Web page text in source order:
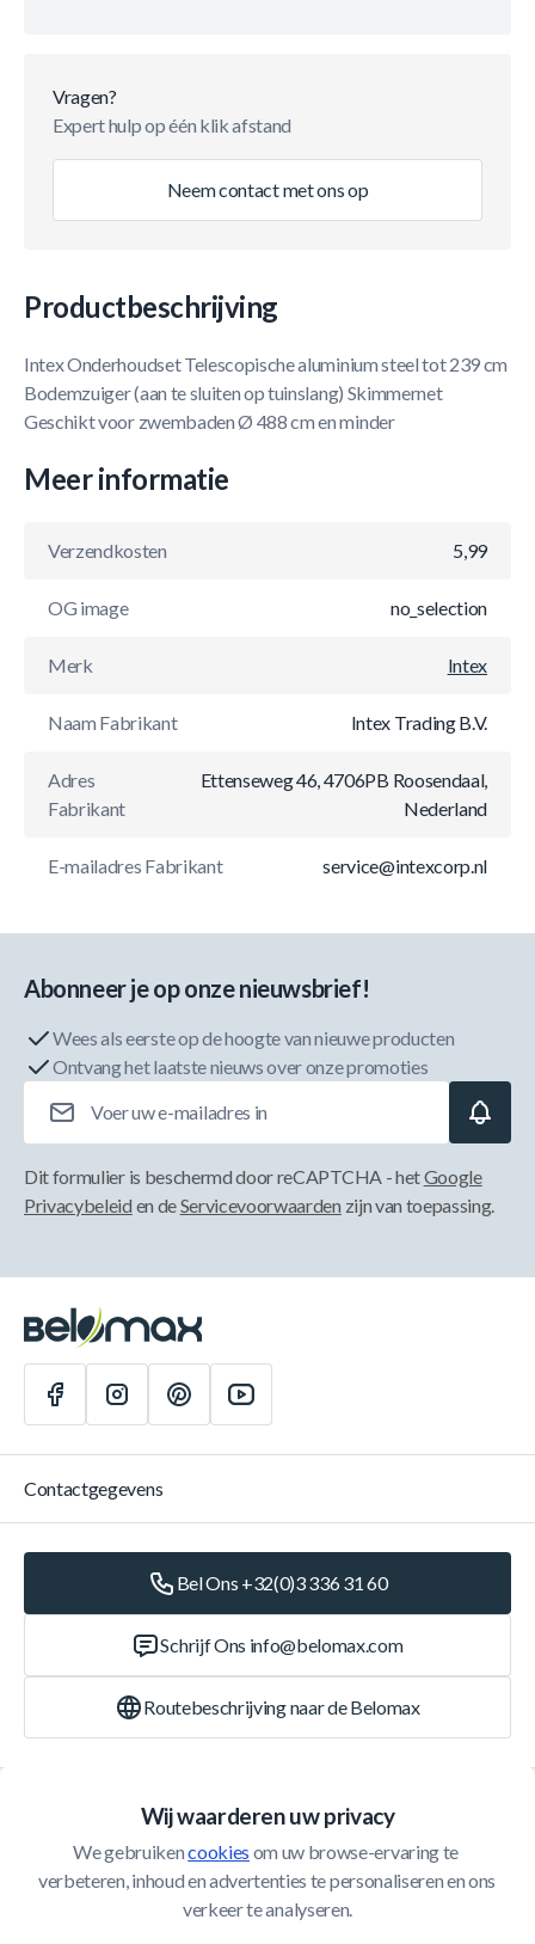
Vragen?
Expert hulp op één klik afstand
Neem contact met ons op
Productbeschrijving
Intex Onderhoudset Telescopische aluminium steel tot 239 cm
Bodemzuiger (aan te sluiten op tuinslang) Skimmernet
Geschikt voor zwembaden Ø 488 cm en minder
Meer informatie
Verzendkosten 5,99
OG image no_selection
Merk Intex
Naam Fabrikant Intex Trading B.V.
Adres
Fabrikant
Ettenseweg 46, 4706PB Roosendaal,
Nederland
E-mailadres Fabrikant service@intexcorp.nl
Wij waarderen uw privacy
We gebruiken cookies om uw browse-ervaring te
verbeteren, inhoud en advertenties te personaliseren en ons
verkeer te analyseren.
Abonneer je op onze nieuwsbrief!
Wees als eerste op de hoogte van nieuwe producten
Ontvang het laatste nieuws over onze promoties
Dit formulier is beschermd door reCAPTCHA - hetGoogle
Privacybeleid en deServicevoorwaarden zijn van toepassing.
Klantenservice
Contactgegevens
Bel Ons +32(0)3 336 31 60
Schrijf Ons info@belomax.com
Routebeschrijving naar de Belomax